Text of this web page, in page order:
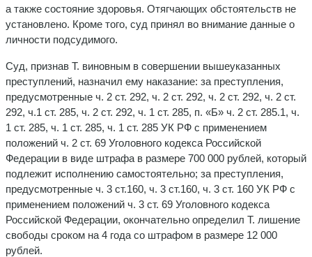
а также состояние здоровья. Отягчающих обстоятельств не
установлено. Кроме того, суд принял во внимание данные о
личности подсудимого.
Суд, признав Т. виновным в совершении вышеуказанных
преступлений, назначил ему наказание: за преступления,
предусмотренные ч. 2 ст. 292, ч. 2 ст. 292, ч. 2 ст. 292, ч. 2 ст.
292, ч.1 ст. 285, ч. 2 ст. 292, ч. 1 ст. 285, п. «Б» ч. 2 ст. 285.1, ч.
1 ст. 285, ч. 1 ст. 285, ч. 1 ст. 285 УК РФ с применением
положений ч. 2 ст. 69 Уголовного кодекса Российской
Федерации в виде штрафа в размере 700 000 рублей, который
подлежит исполнению самостоятельно; за преступления,
предусмотренные ч. 3 ст.160, ч. 3 ст.160, ч. 3 ст. 160 УК РФ с
применением положений ч. 3 ст. 69 Уголовного кодекса
Российской Федерации, окончательно определил Т. лишение
свободы сроком на 4 года со штрафом в размере 12 000
рублей.